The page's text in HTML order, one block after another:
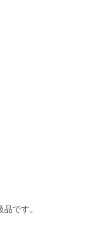
です。